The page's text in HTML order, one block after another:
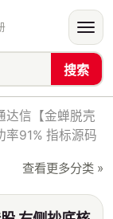
搜索
达信【金蝉脱壳
91% 指标源码
查看更多分类 »